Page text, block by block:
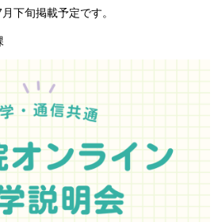
下旬掲載予定です。